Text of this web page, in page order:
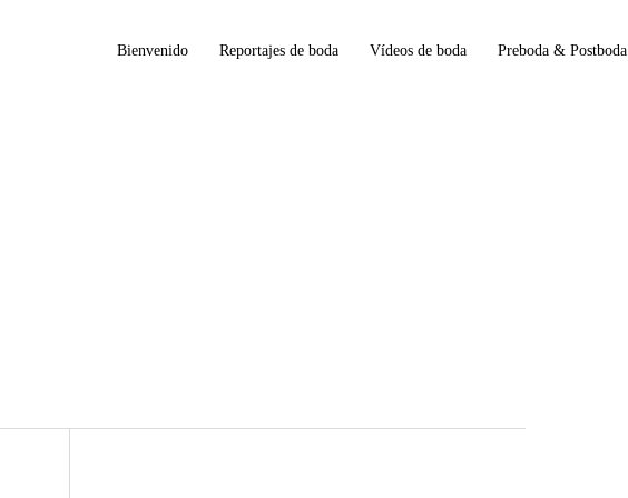
Bienvenido Reportajes de boda Vídeos de boda Preboda & Postboda